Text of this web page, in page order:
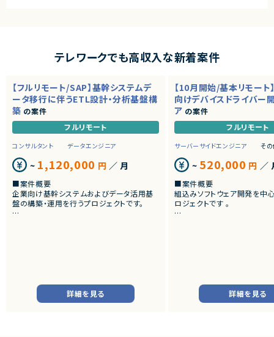
Linux×iOSエンジニア案件一覧
Linux×ゲームプログラマ/ゲームエンジンプログラマ案件一覧
Linux×QA・テストエンジニア案件一覧
Linux×データサイエンティスト案件一覧
Linux×AI/LLM/機械学習エンジニア案件一覧
Linux×データアナリスト案件一覧
Linux×データエンジニア案件一覧
Linux×コンサルタント案件一覧
テレワークでも高収入な新着案件
【フルリモート/SAP】基幹システムデ
ータ移行に伴うETL設計・分析基盤構
築 の案件
フルリモート
コンサルタント データエンジニア
~ 1,120,000 円 ／ 月
■案件概要
企業向け基幹システムおよびデータ活用基
盤の構築・運用を行うプロジェクトです。
■業務内容
・SAP BWの既存データモデルおよび帳票出
詳細を見る
【10月開始/基本リモート
向けデバイスドライバー
ア の案件
フルリモート
サーバーサイドエンジニア そ
~ 520,000 円 ／
■案件概要
組込みソフトウェア開発を中
ロジェクトです 。
バーの開発
・ソフトウェア評価および不
詳細を見る